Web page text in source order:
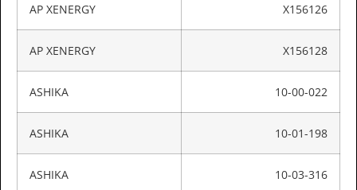
AP XENERGY X156126
AP XENERGY X156128
ASHIKA 10-00-022
ASHIKA 10-01-198
ASHIKA 10-03-316